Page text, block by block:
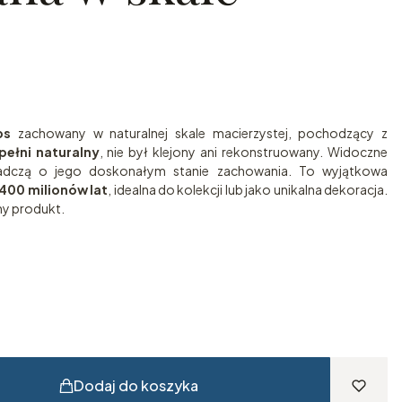
zachowany w naturalnej skale macierzystej, pochodzący z
naturalny, nie był klejony ani rekonstruowany. Widoczne
o jego doskonałym stanie zachowania. To wyjątkowa
milionów lat , idealna do kolekcji lub jako unikalna dekoracja.
produkt.
Dodaj do koszyka